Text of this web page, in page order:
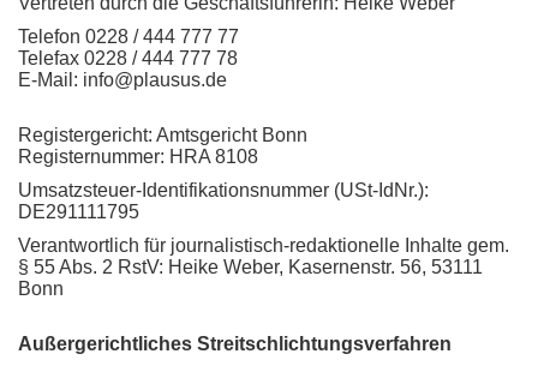
Telefon 0228 / 444 777 77
Telefax 0228 / 444 777 78
E-Mail: info@plausus.de
Registergericht: Amtsgericht Bonn
Registernummer: HRA 8108
Umsatzsteuer-Identifikationsnummer (USt-IdNr.):
DE291111795
Verantwortlich für journalistisch-redaktionelle Inhalte gem.
§ 55 Abs. 2 RstV: Heike Weber, Kasernenstr. 56, 53111
Bonn
Außergerichtliches Streitschlichtungsverfahren